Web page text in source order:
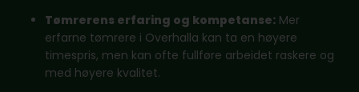
Tømrerens erfaring og kompetanse: Mer
erfarne tømrere i Overhalla kan ta en høyere
timespris, men kan ofte fullføre arbeidet raskere og
med høyere kvalitet.